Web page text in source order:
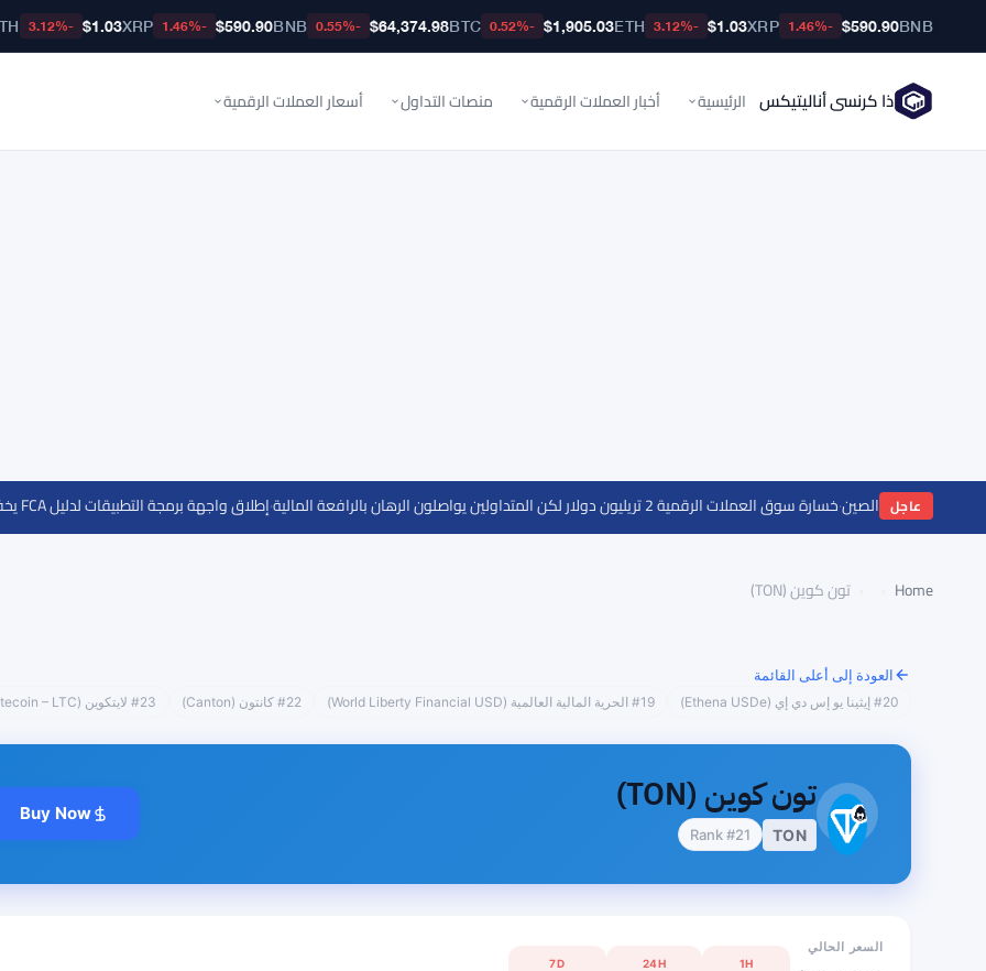
BNB
$590.90
-1.46%
XRP
$1.03
-3.12%
ETH
$1,905.03
-0.52%
BTC
$64,374.98
-0.55%
BNB
$590.90
-1.46%
XRP
$1.03
-3.12%
ذا كرنسي أناليتيكس الرئيسية أخبار العملات الرقمية منصات التداول أسعار العملات الرقمية
عاجل
إلى الصين·خسارة سوق العملات الرقمية 2 تريليون دولار لكن المتداولين يواصلون الرهان بالرافعة المالية ·إطلاق واجهة برمجة التطبيقات لدليل FCA يخفض تكاليف الامتثال لـ 50,000 شركة بريطانية
Home تون كوين (TON)
العودة إلى أعلى القائمة
#20 إيثينا يو إس دي إي (Ethena USDe) #19 الحرية المالية العالمية (World Liberty Financial USD) #22 كانتون (Canton) #23 لايتكوين (Litecoin – LTC)
تون كوين (TON)
TON
Rank #21
Buy Now
السعر الحالي
1H
24H
7D